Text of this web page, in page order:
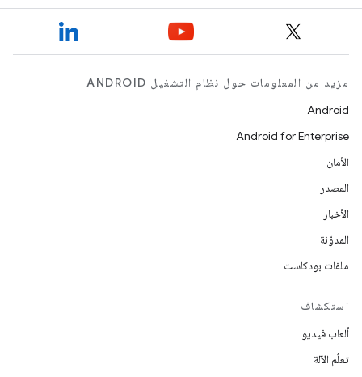
مزيد من المعلومات حول نظام التشغيل ANDROID
Android
Android for Enterprise
الأمان
المصدر
الأخبار
المدوّنة
ملفات بودكاست
استكشاف
ألعاب فيديو
تعلُم الآلة